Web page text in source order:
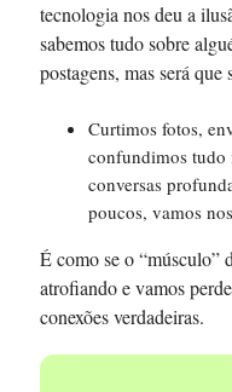
tecnologia nos deu a
sabemos tudo sobre
postagens, mas será que
Curtimos fotos,
confundimos tudo
conversas
poucos, vamos
É como se o “músculo”
atrofiando e vamos
conexões verdadeiras.